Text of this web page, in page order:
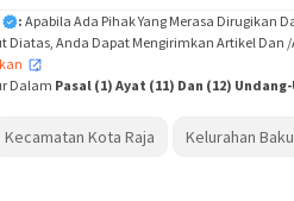
: Apabila Ada Pihak Yang Merasa Dirugikan
Diatas, Anda Dapat Mengirimkan Artikel Dan
,
Dalam Pasal (1) Ayat (11) Dan (12)
Kecamatan Kota Raja Kelurahan